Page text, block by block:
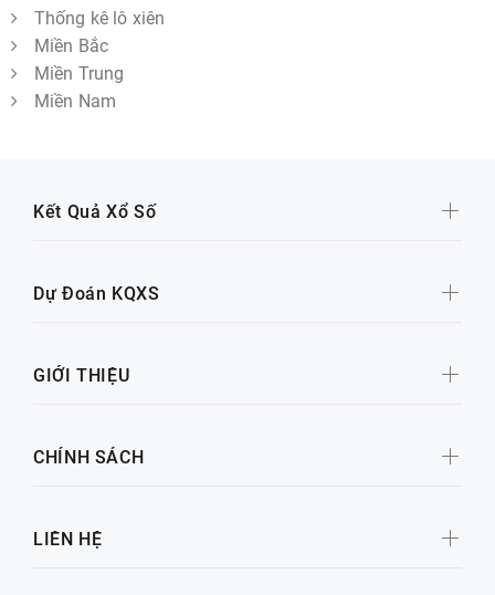
Thống kê lô xiên
Miền Bắc
Miền Trung
Miền Nam
Kết Quả Xổ Số
Dự Đoán KQXS
GIỚI THIỆU
CHÍNH SÁCH
LIÊN HỆ